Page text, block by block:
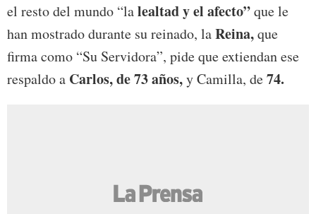
el resto del mundo “lalealtad y el afecto”que le
han mostrado durante su reinado, laReina,que
firma como “Su Servidora”, pide que extiendan ese
respaldo a Carlos, de 73 años,y Camilla, de74.